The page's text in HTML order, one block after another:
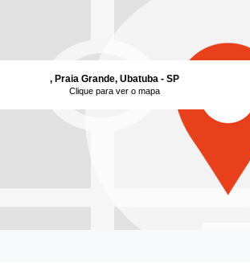
, Praia Grande, Ubatuba - SP
Clique para ver o mapa